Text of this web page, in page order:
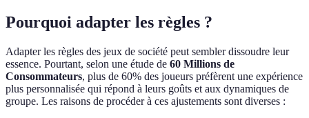
Pourquoi adapter les règles ?
Adapter les règles des jeux de société peut sembler dissoudre leur
essence. Pourtant, selon une étude de 60 Millions de
Consommateurs, plus de 60% des joueurs préfèrent une expérience
plus personnalisée qui répond à leurs goûts et aux dynamiques de
groupe. Les raisons de procéder à ces ajustements sont diverses :